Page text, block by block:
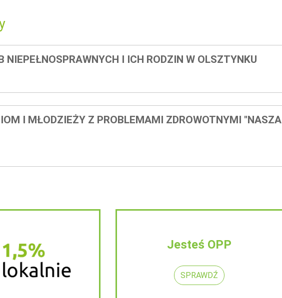
NIEPEŁNOSPRAWNYCH I ICH RODZIN W OLSZTYNKU
I MŁODZIEŻY Z PROBLEMAMI ZDROWOTNYMI "NASZA
Jesteś OPP
SPRAWDŹ